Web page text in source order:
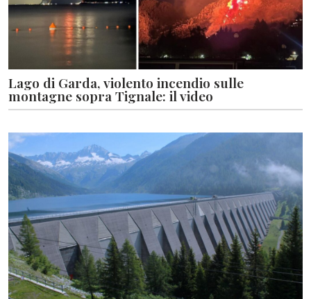
Lago di Garda, violento incendio sulle
montagne sopra Tignale: il video